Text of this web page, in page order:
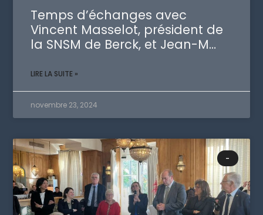
Temps d’échanges avec
Vincent Masselot, président de
la SNSM de Berck, et Jean-M…
LIRE LA SUITE »
novembre 23, 2024
-